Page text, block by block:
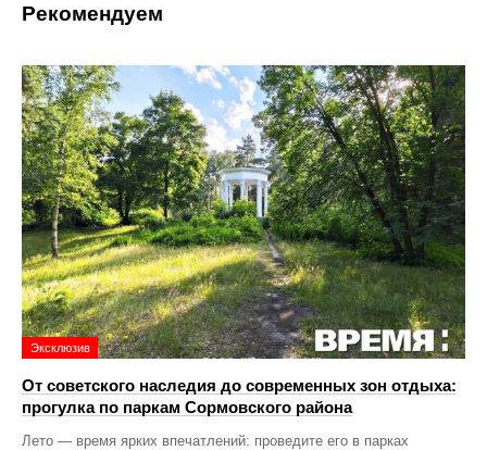
Рекомендуем
Эксклюзив
От советского наследия до современных зон отдыха:
прогулка по паркам Сормовского района
Лето — время ярких впечатлений: проведите его в парках